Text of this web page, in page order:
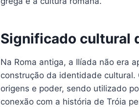
Significado cultural
Na Roma antiga, a Ilíada não era
construção da identidade
origens e poder, sendo utilizado
conexão com a história de Tróia